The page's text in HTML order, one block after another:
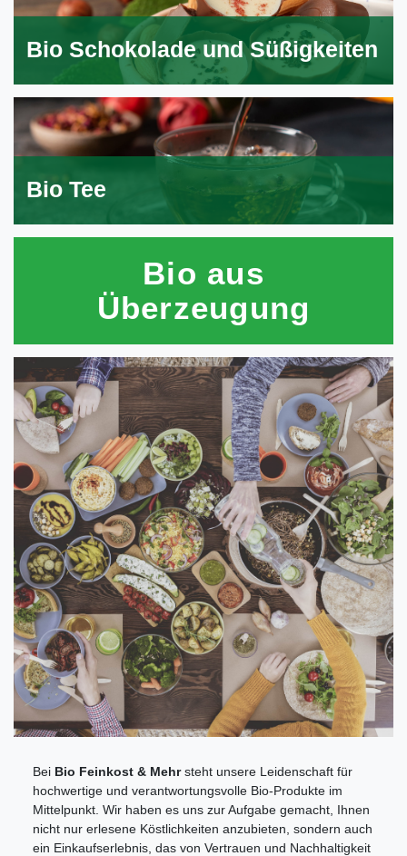
Bio Schokolade und Süßigkeiten
Bio Tee
Bio aus
Überzeugung
Bei Bio Feinkost & Mehrsteht unsere Leidenschaft für
hochwertige und verantwortungsvolle Bio-Produkte im
Mittelpunkt. Wir haben es uns zur Aufgabe gemacht, Ihnen
nicht nur erlesene Köstlichkeiten anzubieten, sondern auch
ein Einkaufserlebnis, das von Vertrauen und Nachhaltigkeit